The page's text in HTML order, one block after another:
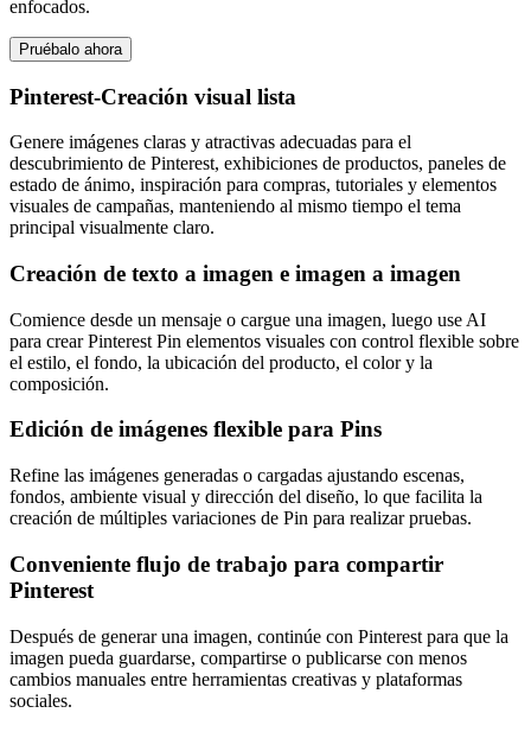
enfocados.
Pruébalo ahora
Pinterest-Creación visual lista
Genere imágenes claras y atractivas adecuadas para el
descubrimiento de Pinterest, exhibiciones de productos, paneles de
estado de ánimo, inspiración para compras, tutoriales y elementos
visuales de campañas, manteniendo al mismo tiempo el tema
principal visualmente claro.
Creación de texto a imagen e imagen a imagen
Comience desde un mensaje o cargue una imagen, luego use AI
para crear Pinterest Pin elementos visuales con control flexible sobre
el estilo, el fondo, la ubicación del producto, el color y la
composición.
Edición de imágenes flexible para Pins
Refine las imágenes generadas o cargadas ajustando escenas,
fondos, ambiente visual y dirección del diseño, lo que facilita la
creación de múltiples variaciones de Pin para realizar pruebas.
Conveniente flujo de trabajo para compartir
Pinterest
Después de generar una imagen, continúe con Pinterest para que la
imagen pueda guardarse, compartirse o publicarse con menos
cambios manuales entre herramientas creativas y plataformas
sociales.